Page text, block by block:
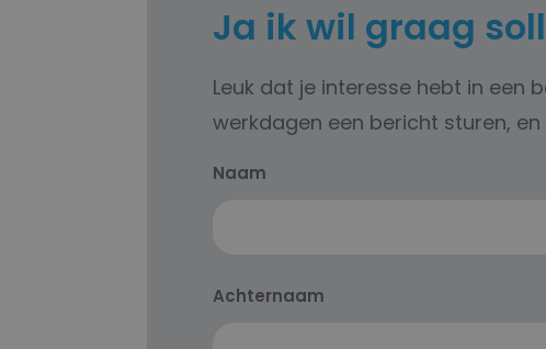
Ja ik wil graag
Leuk dat je interesse hebt in een
werkdagen een bericht sturen,
Naam
Achternaam